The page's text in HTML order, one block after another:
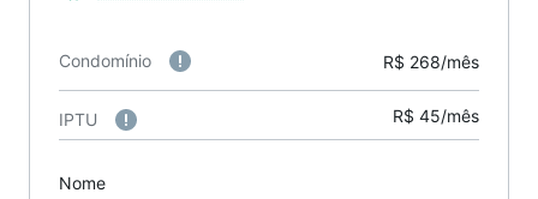
Condomínio R$ 268/mês
IPTU R$ 45/mês
Nome